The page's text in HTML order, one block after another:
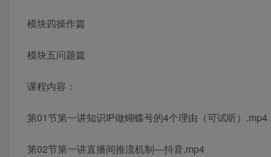
模块四操作篇
模块五问题篇
课程内容：
第01节第一讲知识IP做蝴蝶号的4个理由（可试听）.mp4
第02节第一讲直播间推流机制—抖音.mp4